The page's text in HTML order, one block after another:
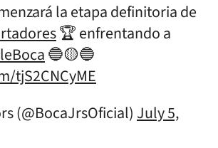
la etapa definitoria de
🏆 enfrentando a
🔵🟡🔵
tjS2CNCyME
(@BocaJrsOficial) July 5,